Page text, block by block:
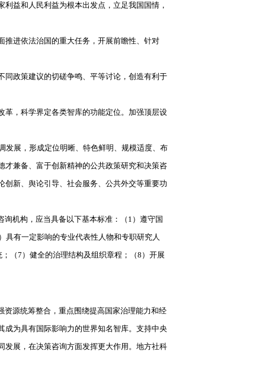
益和人民利益为根本出发点，立足我国国情，
进依法治国的重大任务，开展前瞻性、针对
政策建议的切磋争鸣、平等讨论，创造有利于
，科学界定各类智库的功能定位。加强顶层设
发展，形成定位明晰、特色鲜明、规模适度、布
兼备、富于创新精神的公共政策研究和决策咨
新、舆论引导、社会服务、公共外交等重要功
机构，应当具备以下基本标准：（1）遵守国
具有一定影响的专业代表性人物和专职研究人
（7）健全的治理结构及组织章程；（8）开展
源统筹整合，重点围绕提高国家治理能力和经
成为具有国际影响力的世界知名智库。支持中央
发展，在决策咨询方面发挥更大作用。地方社科